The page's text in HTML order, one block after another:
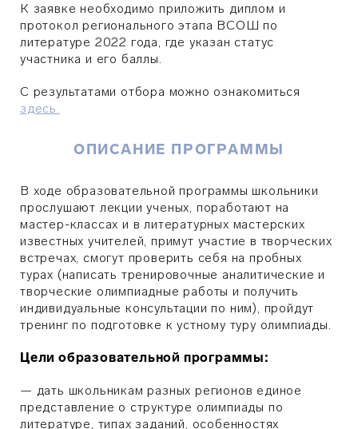
К заявке необходимо приложить диплом и
протокол регионального этапа ВСОШ по
литературе 2022 года, где указан статус
участника и его баллы.
С результатами отбора можно ознакомиться
здесь.
ОПИСАНИЕ ПРОГРАММЫ
В ходе образовательной программы школьники
прослушают лекции ученых, поработают на
мастер-классах и в литературных мастерских
известных учителей, примут участие в творческих
встречах, смогут проверить себя на пробных
турах (написать тренировочные аналитические и
творческие олимпиадные работы и получить
индивидуальные консультации по ним), пройдут
тренинг по подготовке к устному туру олимпиады.
Цели образовательной программы:
— дать школьникам разных регионов единое
представление о структуре олимпиады по
литературе, типах заданий, особенностях